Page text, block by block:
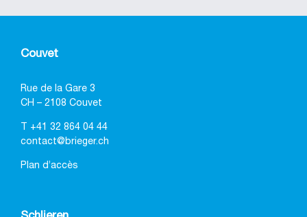
Couvet
Rue de la Gare 3
CH – 2108 Couvet
+41 32 864 04 44
contact@brieger.ch
Plan d’accès